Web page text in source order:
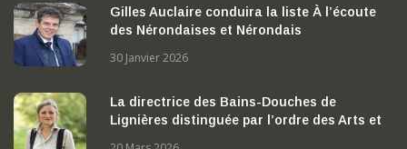
Gilles Auclaire conduira la liste À l’écoute
des Nérondaises et Nérondais
30 Janvier 2026
La directrice des Bains-Douches de
Lignières distinguée par l’ordre des Arts et